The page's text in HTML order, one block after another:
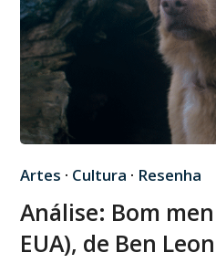
Artes · Cultura · Resenha
Análise: Bom
EUA), de Ben